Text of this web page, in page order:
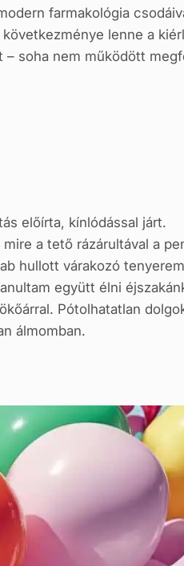
farmakológia
lenne a
soha nem működött
előírta, kínlódással járt.
a tető rázárultával a
hullott várakozó
együtt élni
Pótolhatatlan
álmomban.